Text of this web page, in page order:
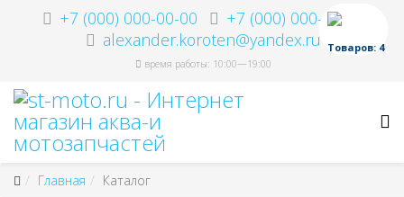
+7 (000) 000-00-00
+7 (000) 000-00-00
alexander.koroten@yandex.ru
время работы: 10:00—19:00
Товаров: 4
Главная Каталог